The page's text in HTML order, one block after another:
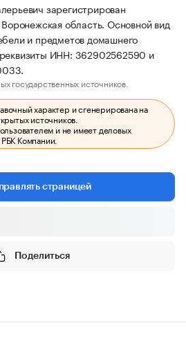
зарегистрирован
область. Основной вид
и предметов домашнего
ИНН: 362902562590 и
государственных источников.
характер и сгенерирована на
источников.
и не имеет деловых
Компании.
страницей
Поделиться